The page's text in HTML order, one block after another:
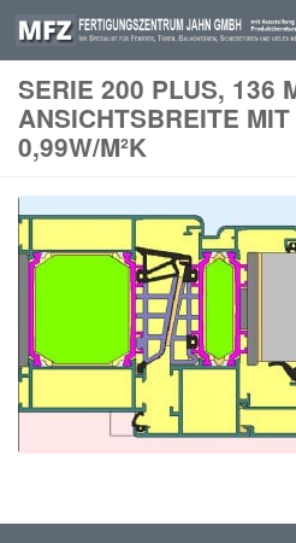
Skip to content
SERIE 200 PLUS, 136
ANSICHTSBREITE
0,99W/M²K